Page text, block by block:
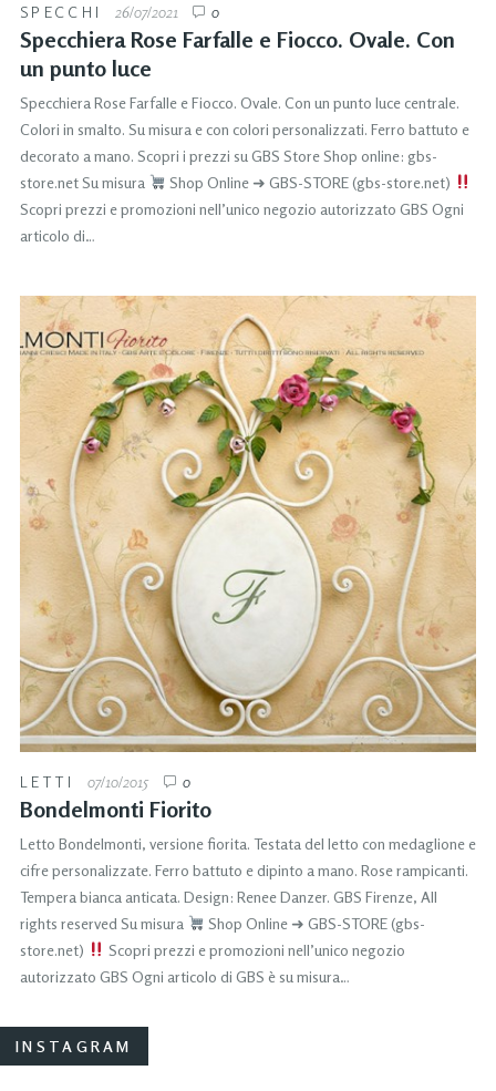
SPECCHI 26/07/2021 0
Specchiera Rose Farfalle e Fiocco. Ovale. Con
un punto luce
Specchiera Rose Farfalle e Fiocco. Ovale. Con un punto luce centrale.
Colori in smalto. Su misura e con colori personalizzati. Ferro battuto e
decorato a mano. Scopri i prezzi su GBS Store Shop online: gbs-
store.net Su misura
Shop Online ➜ GBS-STORE (gbs-store.net)
Scopri prezzi e promozioni nell’unico negozio autorizzato GBS Ogni
articolo di…
LETTI 07/10/2015 0
Bondelmonti Fiorito
Letto Bondelmonti, versione fiorita. Testata del letto con medaglione e
cifre personalizzate. Ferro battuto e dipinto a mano. Rose rampicanti.
Tempera bianca anticata. Design: Renee Danzer. GBS Firenze, All
rights reserved Su misura
Shop Online ➜ GBS-STORE (gbs-
store.net)
Scopri prezzi e promozioni nell’unico negozio
autorizzato GBS Ogni articolo di GBS è su misura…
INSTAGRAM